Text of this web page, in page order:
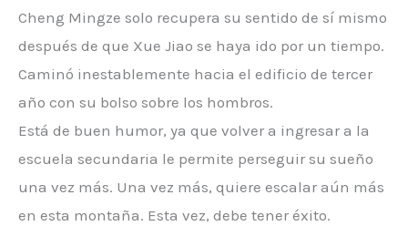
Cheng Mingze solo recupera su sentido de sí mismo
después de que Xue Jiao se haya ido por un tiempo.
Caminó inestablemente hacia el edificio de tercer
año con su bolso sobre los hombros.
Está de buen humor, ya que volver a ingresar a la
escuela secundaria le permite perseguir su sueño
una vez más. Una vez más, quiere escalar aún más
en esta montaña. Esta vez, debe tener éxito.